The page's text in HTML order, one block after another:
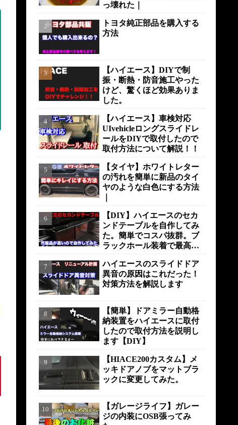
っ壊れた｜
トヨタ純正部品を購入する
方法
【ハイエース】DIYで制
振・断熱・防音施工やった
けど、驚くほど効果ありま
した。
【ハイエース】車検対応
UIvehicleロングスライドレ
ールをDIYで取付したので
取付方法について解説！！
【タイヤ】ホワイトレター
の汚れを簡単に新品のタイ
ヤのような白色にする方法
【DIY】ハイエースのセカ
ンドテーブルを自作してみ
た。簡単でコスパ抜群。ブ
ラックホール装着で最高の
ハイエースのスライドドア
異音の原因はこれだった！
対策方法を解説します
【簡単】ドアミラー自動格
納装置をハイエースに取付
したので取付方法を説明し
ます【DIY】
【HIACE200カスタム】メ
ッキドアノブをマットブラ
ックに変更してみた。
【ガレージライフ】ガレー
ジの内装にOSB張ってみ